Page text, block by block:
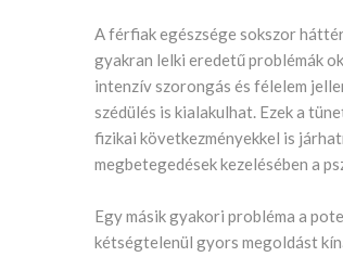
A férfiak egészsége sokszor
gyakran lelki eredetű problémák
intenzív szorongás és félelem
szédülés is kialakulhat. Ezek a
fizikai következményekkel is
megbetegedések kezelésében a
Egy másik gyakori probléma a
kétségtelenül gyors megoldást